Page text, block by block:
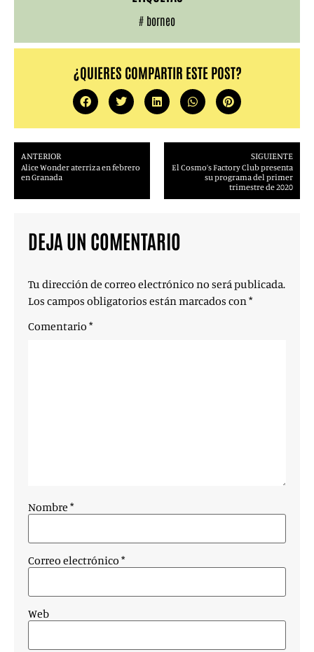
# borneo
¿QUIERES COMPARTIR ESTE POST?
ANTERIOR
Alice Wonder aterriza en febrero
en Granada
SIGUIENTE
El Cosmo’s Factory Club presenta
su programa del primer
trimestre de 2020
DEJA UN COMENTARIO
Tu dirección de correo electrónico no será publicada.
Los campos obligatorios están marcados con*
Comentario *
Nombre *
Correo electrónico *
Web